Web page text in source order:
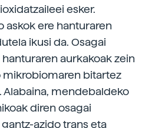
esker.
askok ere hanturaren
ikusi da. Osagai
aurkakoak zein
mikrobiomaren bitartez
mendebaldeko
diren osagai
azido trans eta